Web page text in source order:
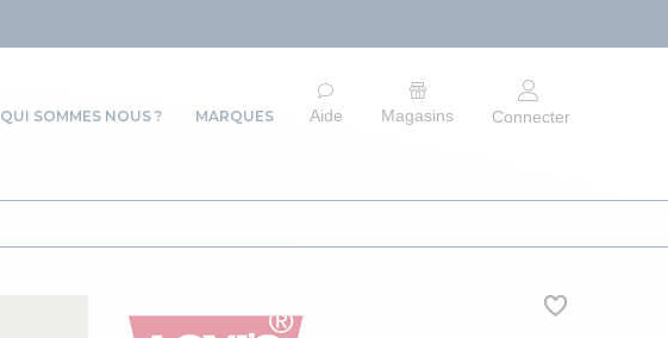
QUI SOMMES NOUS ? MARQUES Aide Magasins Connecter